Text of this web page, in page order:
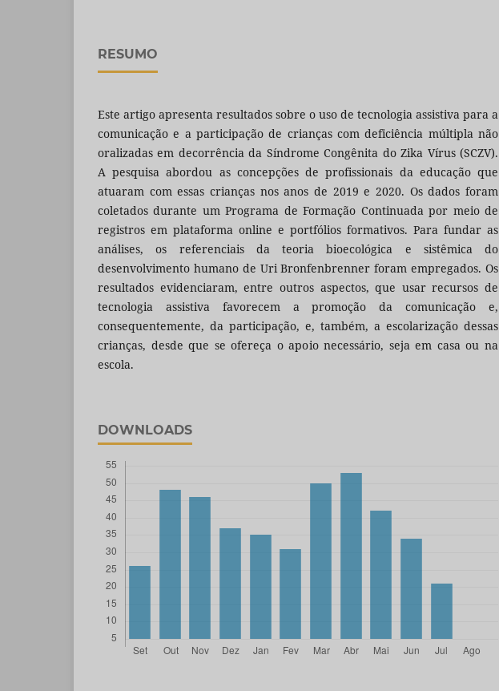
RESUMO
Este artigo apresenta resultados sobre o uso de tecnologia assistiva para a
comunicação e a participação de crianças com deficiência múltipla não
oralizadas em decorrência da Síndrome Congênita do Zika Vírus (SCZV).
A pesquisa abordou as concepções de profissionais da educação que
atuaram com essas crianças nos anos de 2019 e 2020. Os dados foram
coletados durante um Programa de Formação Continuada por meio de
registros em plataforma online e portfólios formativos. Para fundar as
análises, os referenciais da teoria bioecológica e sistêmica do
desenvolvimento humano de Uri Bronfenbrenner foram empregados. Os
resultados evidenciaram, entre outros aspectos, que usar recursos de
tecnologia assistiva favorecem a promoção da comunicação e,
consequentemente, da participação, e, também, a escolarização dessas
crianças, desde que se ofereça o apoio necessário, seja em casa ou na
escola.
DOWNLOADS